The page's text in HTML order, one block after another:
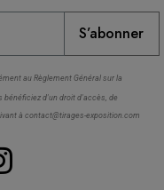
S’abonner
au Règlement Général sur la
bénéficiez d'un droit d'accès, de
à contact@tirages-exposition.com